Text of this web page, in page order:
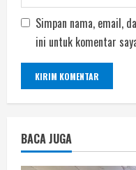
Simpan nama, email,
ini untuk komentar
BACA JUGA